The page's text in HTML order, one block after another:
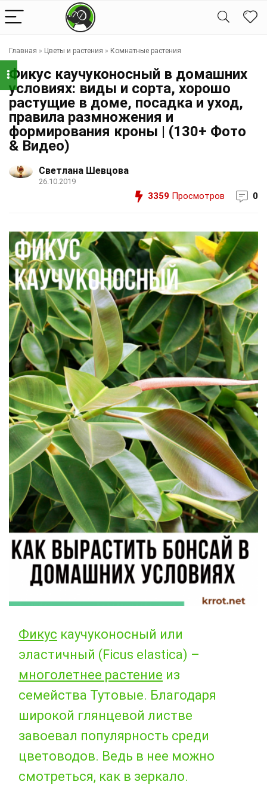
Главная » Цветы и растения » Комнатные растения
Фикус каучуконосный в домашних
условиях: виды и сорта, хорошо
растущие в доме, посадка и уход,
правила размножения и
формирования кроны | (130+ Фото
& Видео)
Светлана Шевцова
26.10.2019
3359 Просмотров 0
Фикус каучуконосный или
эластичный (Ficus elastica) –
многолетнее растение из
семейства Тутовые. Благодаря
широкой глянцевой листве
завоевал популярность среди
цветоводов. Ведь в нее можно
смотреться, как в зеркало.